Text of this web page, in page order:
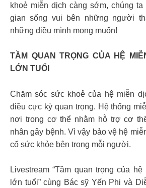
khoẻ miễn dịch càng sớm, chúng
gian sống vui bên những người
những điều mình mong muốn!
TẦM QUAN TRỌNG CỦA HỆ
LỚN TUỔI
Chăm sóc sức khoẻ của hệ miễn
điều cực kỳ quan trọng. Hệ thống
nơi trong cơ thể nhằm hỗ trợ cơ
nhân gây bệnh. Vì vậy bảo vệ hệ
cố sức khỏe bên trong mỗi người.
Livestream “Tầm quan trọng của
lớn tuổi” cùng Bác sỹ Yến Phi và